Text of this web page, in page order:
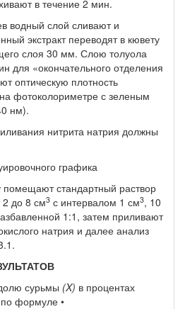
в течение 2 мин.
водный слой сливают и
экстракт переводят в кювету
слоя 30 мм. Слою толуола
для «окончательного отделения
оптическую плотность
фотоколориметре с зеленым
нм).
нитрита натрия должны
графика
помещают стандартный раствор
2 до 8 см3 с интервалом 1 см3, 10
1:1, затем приливают
натрия и далее анализ
сурьмы (X) в процентах
формуле •